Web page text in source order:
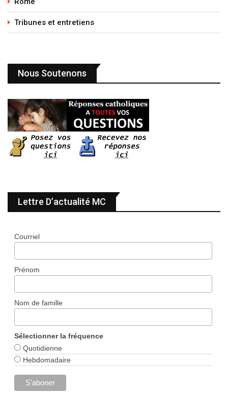
Tribunes et entretiens
Nous Soutenons
Lettre D’actualité MC
Courriel
Prénom
Nom de famille
Sélectionner la fréquence
Quotidienne
Hebdomadaire